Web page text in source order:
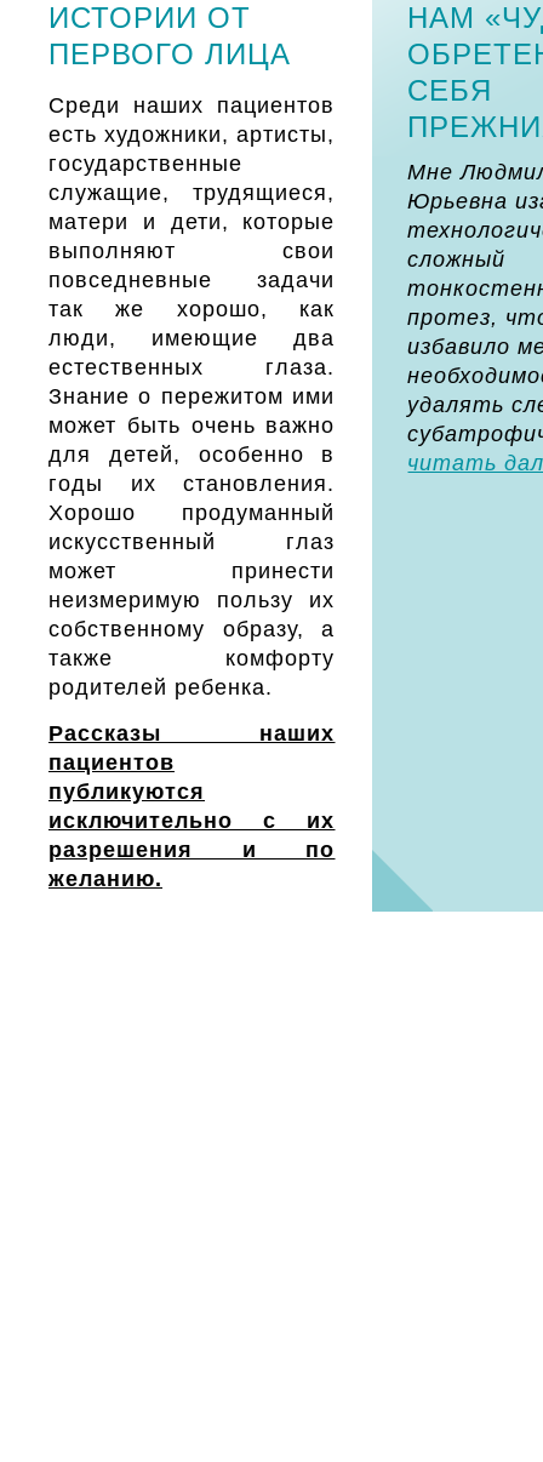
ИСТОРИИ ОТ
ПЕРВОГО ЛИЦА
Среди наших пациентов
есть художники, артисты,
государственные
служащие, трудящиеся,
матери и дети, которые
выполняют свои
повседневные задачи
так же хорошо, как
люди, имеющие два
естественных глаза.
Знание о пережитом ими
может быть очень важно
для детей, особенно в
годы их становления.
Хорошо продуманный
искусственный глаз
может принести
неизмеримую пользу их
собственному образу, а
также комфорту
родителей ребенка.
Рассказы наших
пациентов
публикуются
исключительно с их
разрешения и по
желанию.
НАМ
СЕБЯ
Мне
Юрьевна
сложный
протез,
избавило
удалять
читать